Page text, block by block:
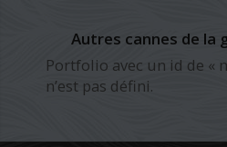
Autres cannes de la
Portfolio avec un id de «
n’est pas défini.